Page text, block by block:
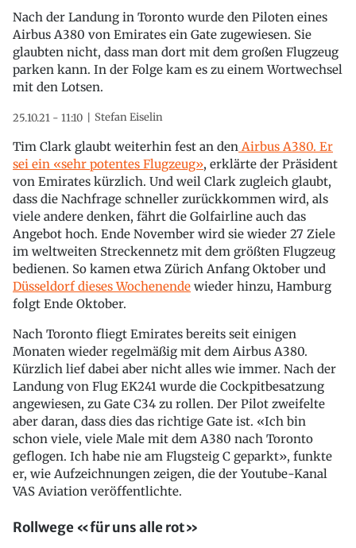
Nach der Landung in Toronto wurde den Piloten eines
Airbus A380 von Emirates ein Gate zugewiesen. Sie
glaubten nicht, dass man dort mit dem großen Flugzeug
parken kann. In der Folge kam es zu einem Wortwechsel
mit den Lotsen.
25.10.21 - 11:10 Stefan Eiselin
Tim Clark glaubt weiterhin fest an den Airbus A380. Er
sei ein «sehr potentes Flugzeug», erklärte der Präsident
von Emirates kürzlich. Und weil Clark zugleich glaubt,
dass die Nachfrage schneller zurückkommen wird, als
viele andere denken, fährt die Golfairline auch das
Angebot hoch. Ende November wird sie wieder 27 Ziele
im weltweiten Streckennetz mit dem größten Flugzeug
bedienen. So kamen etwa Zürich Anfang Oktober und
Düsseldorf dieses Wochenende wieder hinzu, Hamburg
folgt Ende Oktober.
Nach Toronto fliegt Emirates bereits seit einigen
Monaten wieder regelmäßig mit dem Airbus A380.
Kürzlich lief dabei aber nicht alles wie immer. Nach der
Landung von Flug EK241 wurde die Cockpitbesatzung
angewiesen, zu Gate C34 zu rollen. Der Pilot zweifelte
aber daran, dass dies das richtige Gate ist. «Ich bin
schon viele, viele Male mit dem A380 nach Toronto
geflogen. Ich habe nie am Flugsteig C geparkt», funkte
er, wie Aufzeichnungen zeigen, die der Youtube-Kanal
VAS Aviation veröffentlichte.
Rollwege «für uns alle rot»